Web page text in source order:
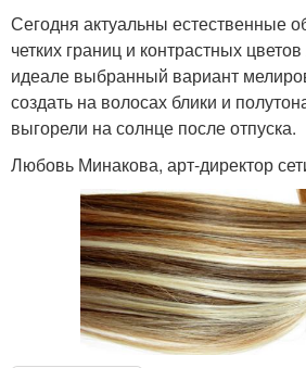
Сегодня актуальны естественные
четких границ и контрастных
идеале выбранный вариант
создать на волосах блики и
выгорели на солнце после отпуска.
Любовь Минакова, арт-директор